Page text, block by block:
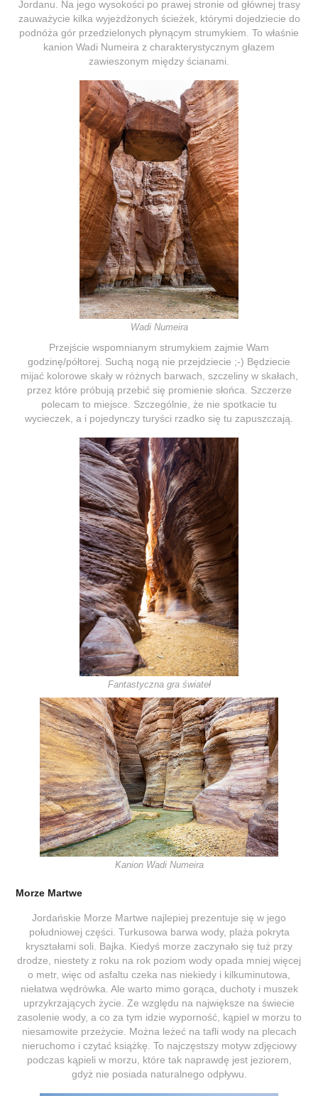
Jordanu. Na jego wysokości po prawej stronie od głównej trasy
zauważycie kilka wyjeżdżonych ścieżek, którymi dojedziecie do
podnóża gór przedzielonych płynącym strumykiem. To właśnie
kanion Wadi Numeira z charakterystycznym głazem
zawieszonym między ścianami.
Wadi Numeira
Przejście wspomnianym strumykiem zajmie Wam
godzinę/półtorej. Suchą nogą nie przejdziecie ;-) Będziecie
mijać kolorowe skały w różnych barwach, szczeliny w skałach,
przez które próbują przebić się promienie słońca. Szczerze
polecam to miejsce. Szczególnie, że nie spotkacie tu
wycieczek, a i pojedynczy turyści rzadko się tu zapuszczają.
Fantastyczna gra świateł
Kanion Wadi Numeira
Morze Martwe
Jordańskie Morze Martwe najlepiej prezentuje się w jego
południowej części. Turkusowa barwa wody, plaża pokryta
kryształami soli. Bajka. Kiedyś morze zaczynało się tuż przy
drodze, niestety z roku na rok poziom wody opada mniej więcej
o metr, więc od asfaltu czeka nas niekiedy i kilkuminutowa,
niełatwa wędrówka. Ale warto mimo gorąca, duchoty i muszek
uprzykrzających życie. Ze względu na największe na świecie
zasolenie wody, a co za tym idzie wyporność, kąpiel w morzu to
niesamowite przeżycie. Można leżeć na tafli wody na plecach
nieruchomo i czytać książkę. To najczęstszy motyw zdjęciowy
podczas kąpieli w morzu, które tak naprawdę jest jeziorem,
gdyż nie posiada naturalnego odpływu.